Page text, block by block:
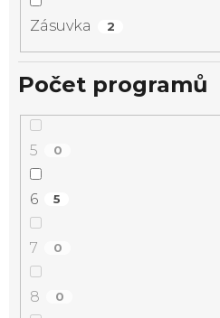
Zásuvka 2
Počet programů
5 0
6 5
7 0
8 0